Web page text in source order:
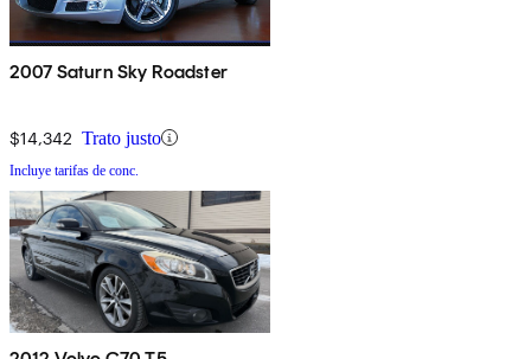
2007 Saturn Sky Roadster
$14,342 Trato justo
Incluye tarifas de conc.